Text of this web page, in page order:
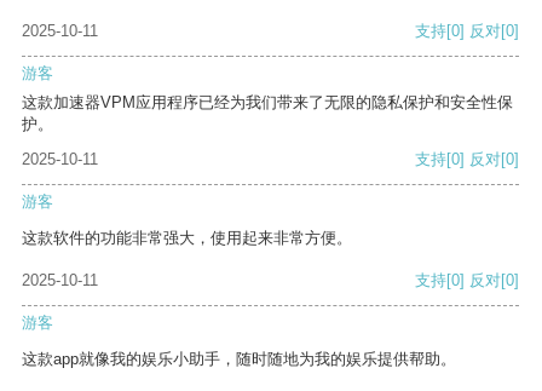
2025-10-11 支持[0] 反对[0]
游客
这款加速器VPM应用程序已经为我们带来了无限的隐私保护和安全性保
护。
2025-10-11
支持[0] 反对[0]
游客
这款软件的功能非常强大，使用起来非常方便。
2025-10-11 支持[0] 反对[0]
游客
这款app就像我的娱乐小助手，随时随地为我的娱乐提供帮助。